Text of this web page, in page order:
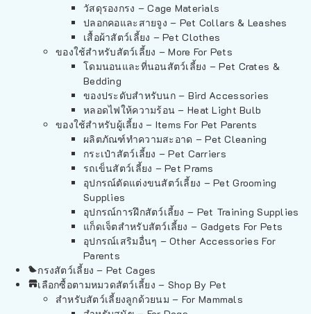
วัสดุรองกรง – Cage Materials
ปลอกคอและสายจูง – Pet Collars & Leashes
เสื้อผ้าสัตว์เลี้ยง – Pet Clothes
ของใช้สำหรับสัตว์เลี้ยง – More For Pets
โดมนอนและที่นอนสัตว์เลี้ยง – Pet Crates &
Bedding
ของประดับสำหรับนก – Bird Accessories
หลอดไฟให้ความร้อน – Heat Light Bulb
ของใช้สำหรับผู้เลี้ยง – Items For Pet Parents
ผลิตภัณฑ์ทำความสะอาด – Pet Cleaning
กระเป๋าสัตว์เลี้ยง – Pet Carriers
รถเข็นสัตว์เลี้ยง – Pet Prams
อุปกรณ์ตัดแต่งขนสัตว์เลี้ยง – Pet Grooming
Supplies
อุปกรณ์การฝึกสัตว์เลี้ยง – Pet Training Supplies
แก็ดเจ็ตสำหรับสัตว์เลี้ยง – Gadgets For Pets
อุปกรณ์เสริมอื่นๆ – Other Accessories For
Parents
กรงสัตว์เลี้ยง – Pet Cages
เลือกซื้อตามหมวดสัตว์เลี้ยง – Shop By Pet
สำหรับสัตว์เลี้ยงลูกด้วยนม – For Mammals